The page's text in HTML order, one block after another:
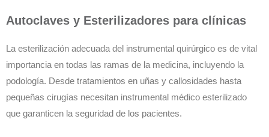
Autoclaves y Esterilizadores para clínicas
La esterilización adecuada del instrumental quirúrgico es de vital
importancia en todas las ramas de la medicina, incluyendo la
podología. Desde tratamientos en uñas y callosidades hasta
pequeñas cirugías necesitan instrumental médico esterilizado
que garanticen la seguridad de los pacientes.